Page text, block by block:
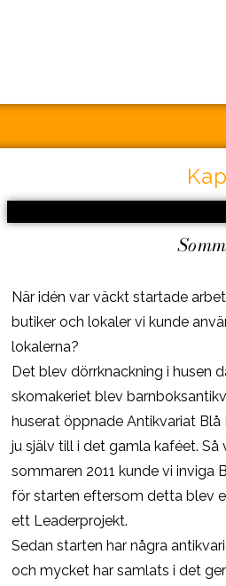
När idén var väckt startade
butiker och lokaler vi kunde
lokalerna?
Det blev dörrknackning i husen
skomakeriet blev
huserat öppnade Antikvariat
ju själv till i det gamla kaféet.
sommaren 2011 kunde vi inviga
för starten eftersom detta blev
ett Leaderprojekt.
Sedan starten har några
och mycket har samlats i det